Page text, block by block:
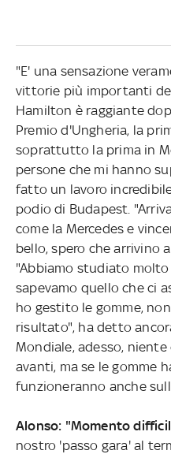
"E' una sensazione
vittorie più importanti
Hamilton è raggiante
Premio d'Ungheria, la
soprattutto la prima in
persone che mi hanno
fatto un lavoro
podio di Budapest.
come la Mercedes e
bello, spero che arrivino
"Abbiamo studiato molto
sapevamo quello che ci
ho gestito le gomme,
risultato", ha detto
Mondiale, adesso,
avanti, ma se le gomme
funzioneranno anche
Alonso: "Momento
nostro 'passo gara' al